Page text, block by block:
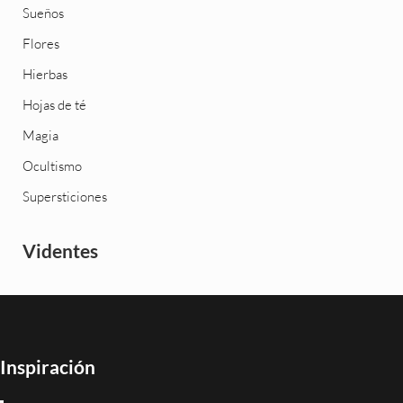
Sueños
Flores
Hierbas
Hojas de té
Magia
Ocultismo
Supersticiones
Videntes
Inspiración